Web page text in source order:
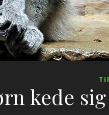
kede